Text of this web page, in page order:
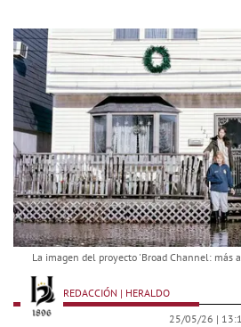
La imagen del proyecto 'Broad Channel: más
REDACCIÓN | HERALDO
25/05/26 |